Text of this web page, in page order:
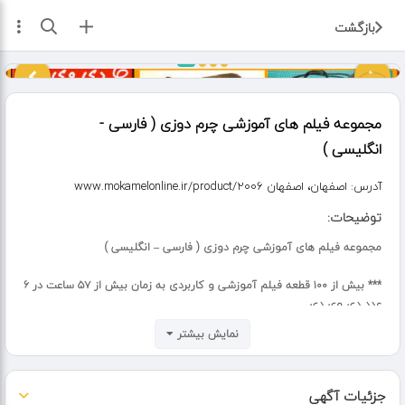
بازگشت ثبت آگهی
مجموعه فیلم های آموزشی چرم دوزی ( فارسی -
انگلیسی )
آدرس: اصفهان، اصفهان www.mokamelonline.ir/product/2006
توضیحات:
مجموعه فیلم های آموزشی چرم دوزی ( فارسی – انگلیسی )
*** بیش از ۱۰۰ قطعه فیلم آموزشی و کاربردی به زمان بیش از ۵۷ ساعت در ۶
عدد دی وی دی
*** به همراه دو عدد دی وی دی فارسی جدید – مجموعاً ۸ دی وی دی ***
نمایش بیشتر
جزئیات آگهی